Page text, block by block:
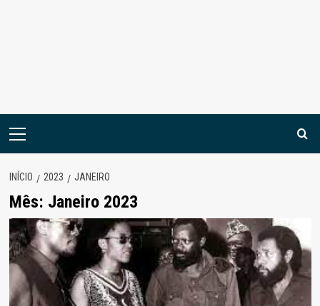
Menu
INÍCIO 2023 JANEIRO
Mês: Janeiro 2023